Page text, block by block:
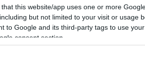
that this website/app uses one or more
but not limited to your visit or usage
to Google and its third-party tags to use
consent section.